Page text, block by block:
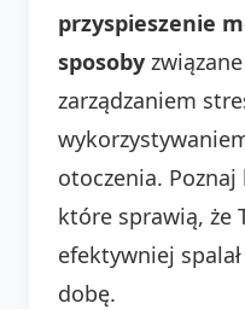
przyspieszenie
sposoby
zarządzaniem
otoczenia. Poznaj
które sprawią, że
efektywniej
dobę.